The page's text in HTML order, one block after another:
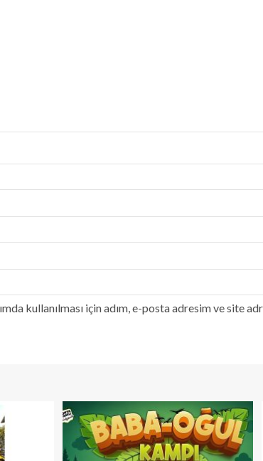
kullanılması için adım, e-posta adresim ve site